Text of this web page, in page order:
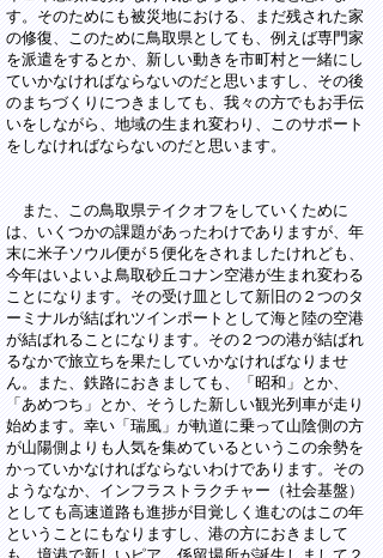
す。そのためにも被災地における、まだ残された家
の修復、このために鳥取県としても、例えば専門家
を派遣をするとか、新しい動きを市町村と一緒にし
ていかなければならないのだと思いますし、その後
のまちづくりにつきましても、我々の方でもお手伝
いをしながら、地域の生まれ変わり、このサポート
をしなければならないのだと思います。
また、この鳥取県テイクオフをしていくために
は、いくつかの課題があったわけでありますが、年
末に米子ソウル便が５便化をされましたけれども、
今年はいよいよ鳥取砂丘コナン空港が生まれ変わる
ことになります。その受け皿として新旧の２つのタ
ーミナルが結ばれツインポートとして海と陸の空港
が結ばれることになります。その２つの港が結ばれ
るなかで旅立ちを果たしていかなければなりませ
ん。また、鉄路におきましても、「昭和」とか、
「あめつち」とか、そうした新しい観光列車が走り
始めます。幸い「瑞風」が軌道に乗って山陰側の方
が山陽側よりも人気を集めているというこの余勢を
かっていかなければならないわけであります。その
ようななか、インフラストラクチャー（社会基盤）
としても高速道路も進捗が目覚しく進むのはこの年
ということにもなりますし、港の方におきまして